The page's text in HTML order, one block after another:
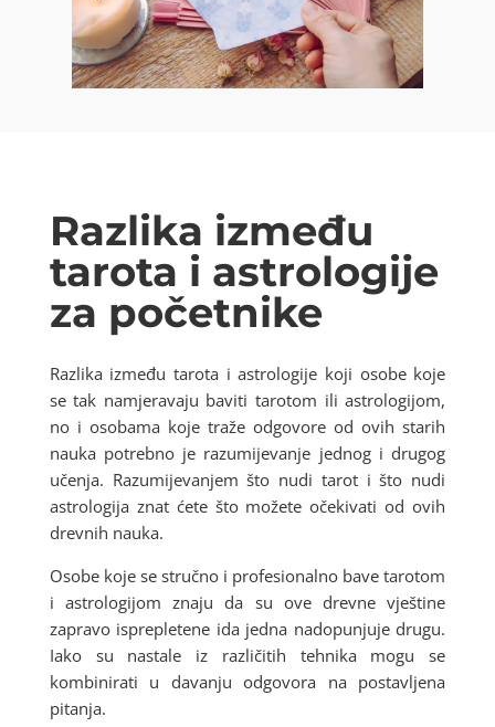
Razlika između
tarota i astrologije
za početnike
Razlika između tarota i astrologije koji osobe koje
se tak namjeravaju baviti tarotom ili astrologijom,
no i osobama koje traže odgovore od ovih starih
nauka potrebno je razumijevanje jednog i drugog
učenja. Razumijevanjem što nudi tarot i što nudi
astrologija znat ćete što možete očekivati od ovih
drevnih nauka.
Osobe koje se stručno i profesionalno bave tarotom
i astrologijom znaju da su ove drevne vještine
zapravo isprepletene ida jedna nadopunjuje drugu.
Iako su nastale iz različitih tehnika mogu se
kombinirati u davanju odgovora na postavljena
pitanja.